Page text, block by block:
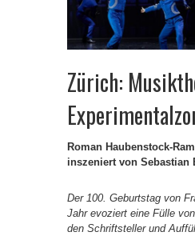
Zürich:
Roman Haubenstock-
inszeniert von Sebastian
Der 100. Geburtstag von
Jahr evoziert eine Fülle
den Schriftsteller und